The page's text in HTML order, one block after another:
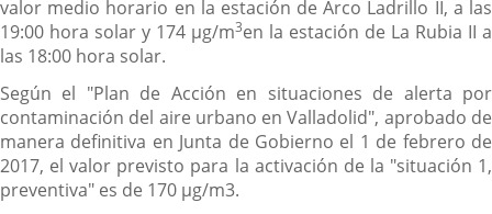
valor medio horario en la estación de Arco Ladrillo II, a las
19:00 hora solar y 174 µg/m3en la estación de La Rubia II a
las 18:00 hora solar.
Según el "Plan de Acción en situaciones de alerta por
contaminación del aire urbano en Valladolid", aprobado de
manera definitiva en Junta de Gobierno el 1 de febrero de
2017, el valor previsto para la activación de la "situación 1,
preventiva" es de 170 µg/m3.